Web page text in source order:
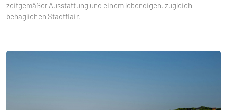
zeitgemäßer Ausstattung und einem lebendigen, zugleich
behaglichen Stadtflair.